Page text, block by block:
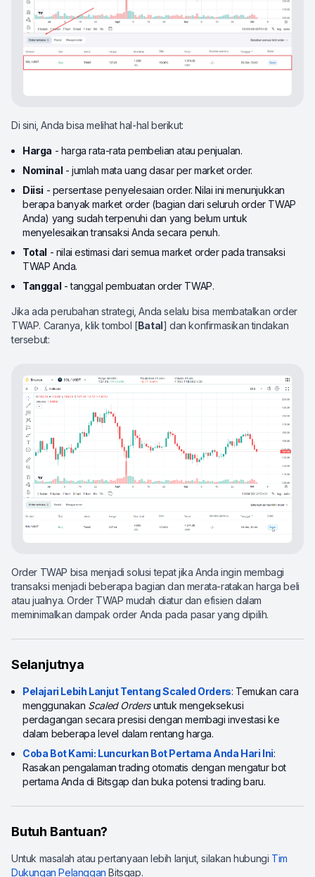
Di sini, Anda bisa melihat hal-hal berikut:
Harga - harga rata-rata pembelian atau penjualan.
Nominal - jumlah mata uang dasar per market order.
Diisi - persentase penyelesaian order. Nilai ini menunjukkan
berapa banyak market order (bagian dari seluruh order TWAP
Anda) yang sudah terpenuhi dan yang belum untuk
menyelesaikan transaksi Anda secara penuh.
Total - nilai estimasi dari semua market order pada transaksi
TWAP Anda.
Tanggal - tanggal pembuatan order TWAP.
Jika ada perubahan strategi, Anda selalu bisa membatalkan order
TWAP. Caranya, klik tombol [Batal] dan konfirmasikan tindakan
tersebut:
Order TWAP bisa menjadi solusi tepat jika Anda ingin membagi
transaksi menjadi beberapa bagian dan merata-ratakan harga beli
atau jualnya. Order TWAP mudah diatur dan efisien dalam
meminimalkan dampak order Anda pada pasar yang dipilih.
Selanjutnya
Pelajari Lebih Lanjut Tentang Scaled Orders: Temukan cara
menggunakan Scaled Ordersuntuk mengeksekusi
perdagangan secara presisi dengan membagi investasi ke
dalam beberapa level dalam rentang harga.
Coba Bot Kami: Luncurkan Bot Pertama Anda Hari Ini:
Rasakan pengalaman trading otomatis dengan mengatur bot
pertama Anda di Bitsgap dan buka potensi trading baru.
Butuh Bantuan?
Untuk masalah atau pertanyaan lebih lanjut, silakan hubungi Tim
Dukungan Pelanggan Bitsgap.